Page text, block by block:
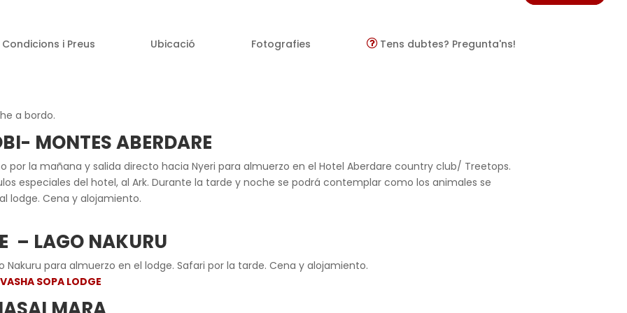
Condicions i Preus Ubicació Fotografies Tens dubtes? Pregunta'ns!
a bordo.
MONTES ABERDARE
por la mañana y salida directo hacia Nyeri para almuerzo en el Hotel Aberdare country club/ Treetops.
especiales del hotel, al Ark. Durante la tarde y noche se podrá contemplar como los animales se
lodge. Cena y alojamiento.
– LAGO NAKURU
Nakuru para almuerzo en el lodge. Safari por la tarde. Cena y alojamiento.
SOPA LODGE